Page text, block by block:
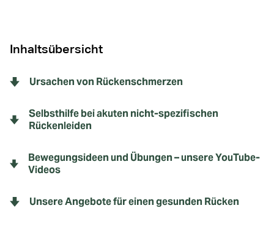
Inhaltsübersicht
Ursachen von Rückenschmerzen
Selbsthilfe bei akuten nicht-spezifischen
Rückenleiden
Bewegungsideen und Übungen – unsere YouTube-
Videos
Unsere Angebote für einen gesunden Rücken